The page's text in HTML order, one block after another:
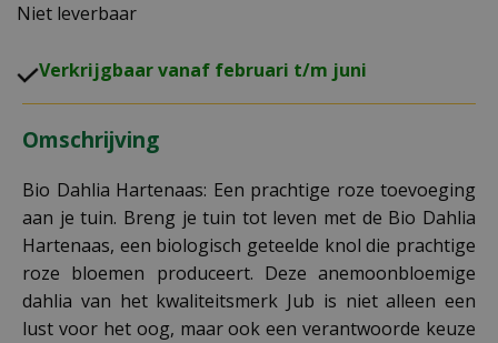
Niet leverbaar
Verkrijgbaar vanaf februari t/m juni
Omschrijving
Bio Dahlia Hartenaas: Een prachtige roze toevoeging
aan je tuin. Breng je tuin tot leven met de Bio Dahlia
Hartenaas, een biologisch geteelde knol die prachtige
roze bloemen produceert. Deze anemoonbloemige
dahlia van het kwaliteitsmerk Jub is niet alleen een
lust voor het oog, maar ook een verantwoorde keuze